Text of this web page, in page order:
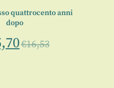
quattrocento anni
dopo
€16,53